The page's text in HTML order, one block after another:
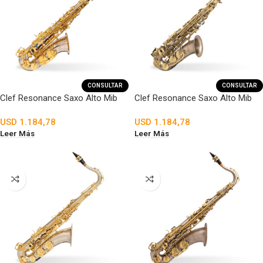
CONSULTAR
Clef Resonance Saxo Alto Mib
USD 1.184,78
Leer Más
CONSULTAR
Clef Resonance Saxo Alto Mib
USD 1.184,78
Leer Más